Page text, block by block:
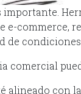
commerce,
comercial
alineado con